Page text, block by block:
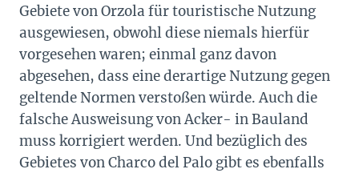
Gebiete von Orzola für touristische Nutzung
ausgewiesen, obwohl diese niemals hierfür
vorgesehen waren; einmal ganz davon
abgesehen, dass eine derartige Nutzung gegen
geltende Normen verstoßen würde. Auch die
falsche Ausweisung von Acker- in Bauland
muss korrigiert werden. Und bezüglich des
Gebietes von Charco del Palo gibt es ebenfalls